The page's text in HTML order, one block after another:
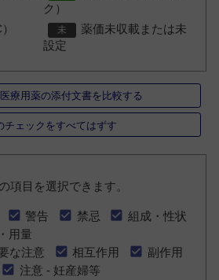
ク）
薬価未収載または未
設定
療用薬の添付文書を比較する
チェックをすべてはずす
項目を選択できます。
警告 禁忌
組成・性状
用量
な注意 相互作用
副作用
注意 - 妊産婦等